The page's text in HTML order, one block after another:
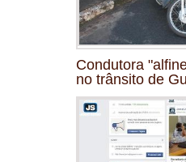
Condutora
no trânsito de